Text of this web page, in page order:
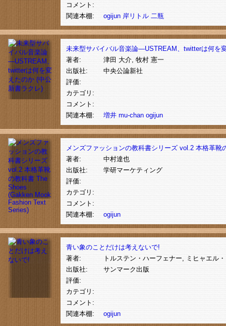
コメント:
関連本棚:
ogijun 岸リトル 二瓶
未来型サバイバル音楽論―USTREAM、twitterは何を
著者:
津田 大介, 牧村 憲一
出版社:
中央公論新社
評価:
カテゴリ:
コメント:
関連本棚:
増井 mu-chan ogijun
メンズファッションの教科書シリーズ vol.2 本格革
著者:
中村達也
出版社:
学研マーケティング
評価:
カテゴリ:
コメント:
関連本棚:
ogijun
青い象のことだけは考えないで!
著者:
トルステン・ハーフェナー, ミヒャエル
出版社:
サンマーク出版
評価:
カテゴリ:
コメント:
関連本棚:
ogijun